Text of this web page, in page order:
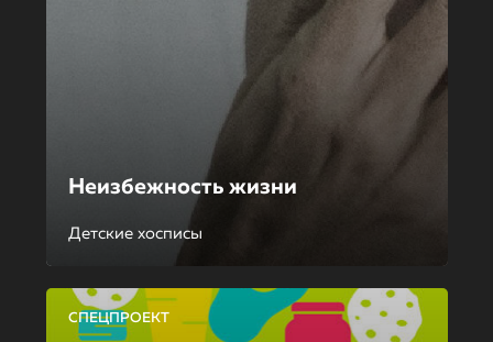
Неизбежность жизни
Детские хосписы
СПЕЦПРОЕКТ